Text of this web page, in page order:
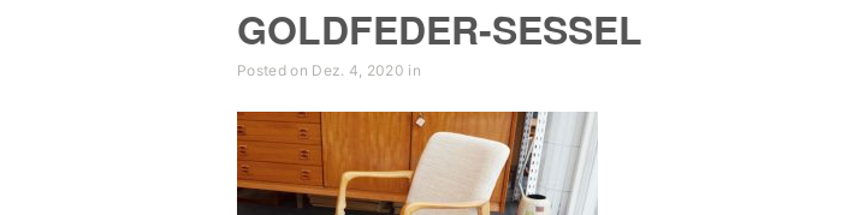
GOLDFEDER-SESSEL
Posted on Dez. 4, 2020 in